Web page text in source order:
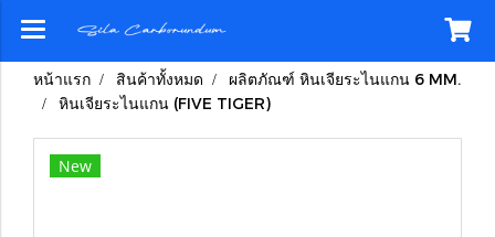
หน้าแรก สินค้าทั้งหมด
ผลิตภัณฑ์ หินเจียระไนแกน 6 MM.
หินเจียระไนแกน (FIVE TIGER)
New